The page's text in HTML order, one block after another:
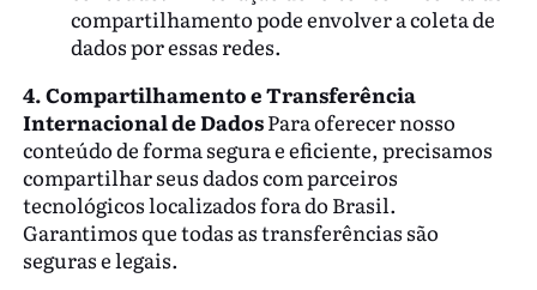
compartilhamento pode envolver a coleta de
dados por essas redes.
4. Compartilhamento e Transferência
Internacional de DadosPara oferecer nosso
conteúdo de forma segura e eficiente, precisamos
compartilhar seus dados com parceiros
tecnológicos localizados fora do Brasil.
Garantimos que todas as transferências são
seguras e legais.